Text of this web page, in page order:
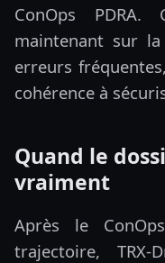
ConOps
maintenant sur
erreurs
cohérence à
Quand le
vraiment
Après le
trajectoire,